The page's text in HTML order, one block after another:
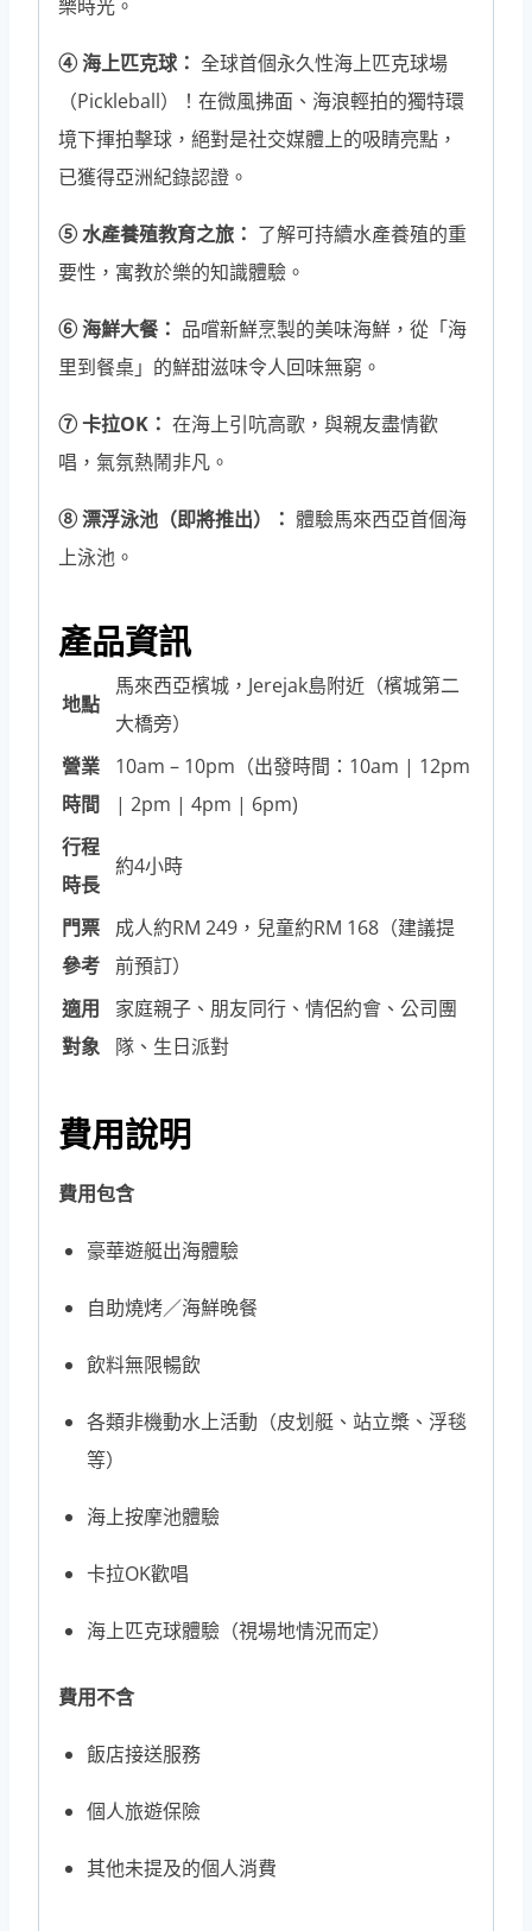
地
標
數
量
樂時光。
④ 海上匹克球： 全球首個永久性海上匹克球場
（Pickleball）！在微風拂面、海浪輕拍的獨特環
境下揮拍擊球，絕對是社交媒體上的吸睛亮點，
已獲得亞洲紀錄認證。
⑤ 水產養殖教育之旅： 了解可持續水產養殖的重
要性，寓教於樂的知識體驗。
⑥ 海鮮大餐： 品嚐新鮮烹製的美味海鮮，從「海
里到餐桌」的鮮甜滋味令人回味無窮。
⑦ 卡拉OK： 在海上引吭高歌，與親友盡情歡
唱，氣氛熱鬧非凡。
⑧ 漂浮泳池（即將推出）： 體驗馬來西亞首個海
上泳池。
產品資訊
地點
馬來西亞檳城，Jerejak島附近（檳城第二
大橋旁）
營業
時間
10am – 10pm（出發時間：10am | 12pm
| 2pm | 4pm | 6pm)
行程
時長
約4小時
門票
參考
成人約RM 249，兒童約RM 168（建議提
前預訂）
適用
對象
家庭親子、朋友同行、情侶約會、公司團
隊、生日派對
費⽤說明
費用包含
豪華遊艇出海體驗
自助燒烤／海鮮晚餐
飲料無限暢飲
各類非機動水上活動（皮划艇、站立槳、浮毯
等）
海上按摩池體驗
卡拉OK歡唱
海上匹克球體驗（視場地情況而定）
費用不含
飯店接送服務
個人旅遊保險
其他未提及的個人消費